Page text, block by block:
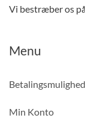
Vi bestræber os
Menu
Min Konto